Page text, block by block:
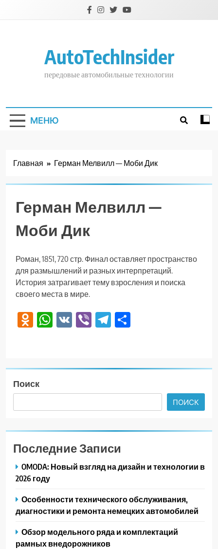
AutoTechInsider
передовые автомобильные технологии
МЕНЮ
Главная Герман Мелвилл — Моби Дик
Герман Мелвилл —
Моби Дик
Роман, 1851, 720 стр. Финал оставляет пространство
для размышлений и разных интерпретаций.
История затрагивает тему взросления и поиска
своего места в мире.
Odnoklassniki
WhatsApp
VK ViberTelegram
Поиск
ПОИСК
Последние Записи
OMODA: Новый взгляд на дизайн и технологии в
2026 году
Особенности технического обслуживания,
диагностики и ремонта немецких автомобилей
Обзор модельного ряда и комплектаций
рамных внедорожников